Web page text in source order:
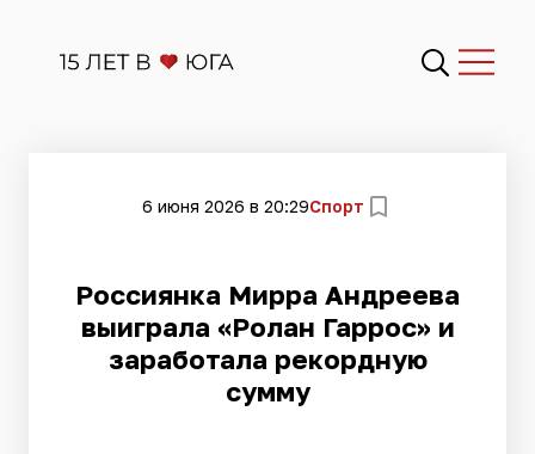
6 июня 2026 в 20:29Спорт
Россиянка Мирра Андреева
выиграла «Ролан Гаррос» и
заработала рекордную
сумму